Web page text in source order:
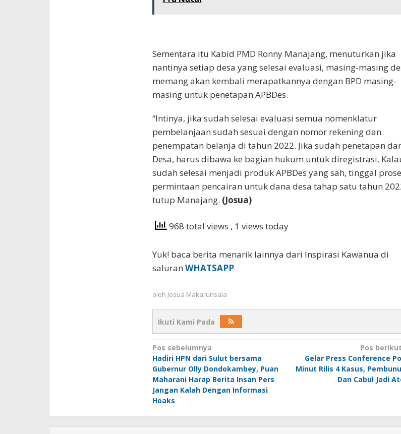
Sementara itu Kabid PMD Ronny Manajang, menuturkan jika
nantinya setiap desa yang selesai evaluasi, masing-masing
memang akan kembali merapatkannya dengan BPD masing-
masing untuk penetapan APBDes.
“Intinya, jika sudah selesai evaluasi semua nomenklatur
pembelanjaan sudah sesuai dengan nomor rekening dan
penempatan belanja di tahun 2022. Jika sudah penetapan
Desa, harus dibawa ke bagian hukum untuk diregistrasi.
sudah selesai menjadi produk APBDes yang sah, tinggal
permintaan pencairan untuk dana desa tahap satu tahun
tutup Manajang. (Josua)
968 total views , 1 views today
Yuk! baca berita menarik lainnya dari Inspirasi Kawanua di
saluran WHATSAPP
oleh Josua Makarunsala
Ikuti Kami Pada
Navigasi
pos
Pos sebelumnya
Hadiri HPN dari Sulut bersama
Gubernur Olly Dondokambey, Puan
Maharani Harap Berita Insan Pers
Jangan Kalah Dengan Informasi
Hoaks
Pos
Gelar Press Conference
Minut Rilis 4 Kasus,
Dan Cabul Jadi